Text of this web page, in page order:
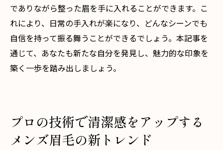
でありながら整った眉を手に入れることができます。こ
れにより、日常の手入れが楽になり、どんなシーンでも
自信を持って振る舞うことができるでしょう。本記事を
通じて、あなたも新たな自分を発見し、魅力的な印象を
築く一歩を踏み出しましょう。
プロの技術で清潔感をアップする
メンズ眉毛の新トレンド